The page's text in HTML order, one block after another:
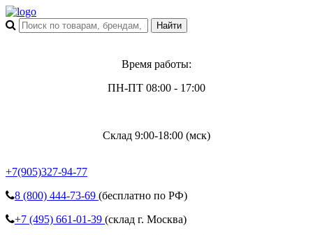
Время работы:
ПН-ПТ 08:00 - 17:00
Склад 9:00-18:00 (мск)
+7(905)327-94-77
8 (800) 444-73-69 (бесплатно по РФ)
+7 (495) 661-01-39 (склад г. Москва)